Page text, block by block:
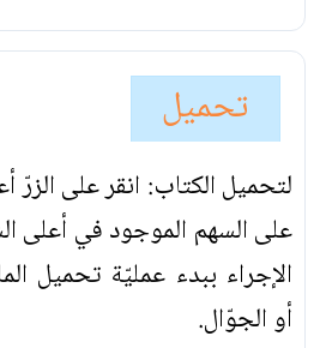
تحميل
لتحميل الكتاب: انقر على الزرّ
على السهم الموجود في أعلى
الإجراء ببدء عمليّة تحميل
أو الجوّال.